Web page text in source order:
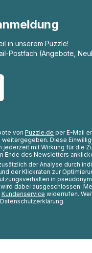
in unserem Puzzle!
Postfach (Angebote,
von Puzzle.de per E-Mail
Diese
mit Wirkung für die
Ende des Newsletters
der Analyse durch
der Klickraten zur
in
dabei ausgeschlossen.
Kundenservice widerrufen.